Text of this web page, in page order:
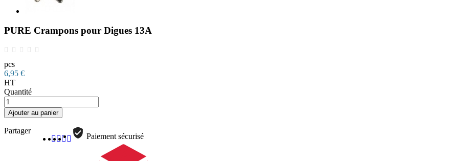
PURE Crampons pour Digues 13A
pcs
6,95 €
HT
Quantité
Ajouter au panier
Partager
Paiement sécurisé